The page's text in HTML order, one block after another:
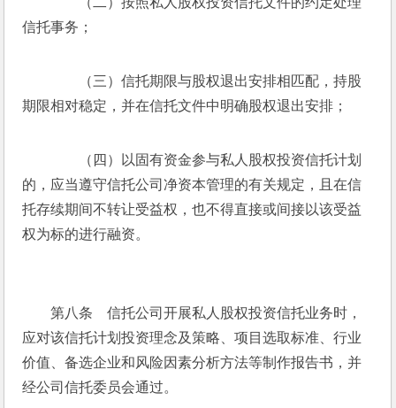
信托事务；
（三）信托期限与股权退出安排相匹配，持股
期限相对稳定，并在信托文件中明确股权退出安排；
（四）以固有资金参与私人股权投资信托计划
的，应当遵守信托公司净资本管理的有关规定，且在信
托存续期间不转让受益权，也不得直接或间接以该受益
权为标的进行融资。
第八条　信托公司开展私人股权投资信托业务时，
应对该信托计划投资理念及策略、项目选取标准、行业
价值、备选企业和风险因素分析方法等制作报告书，并
经公司信托委员会通过。